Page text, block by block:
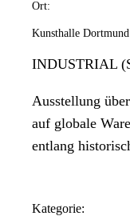
Ort:
Kunsthalle
INDUSTRIAL
Ausstellung
auf globale
entlang
Kategorie: